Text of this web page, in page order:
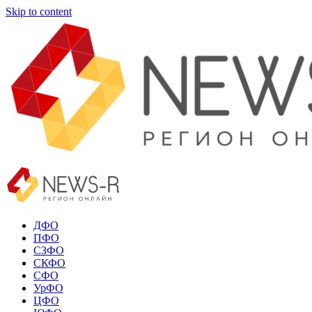
Skip to content
ДФО
ПФО
СЗФО
СКФО
СФО
УрФО
ЦФО